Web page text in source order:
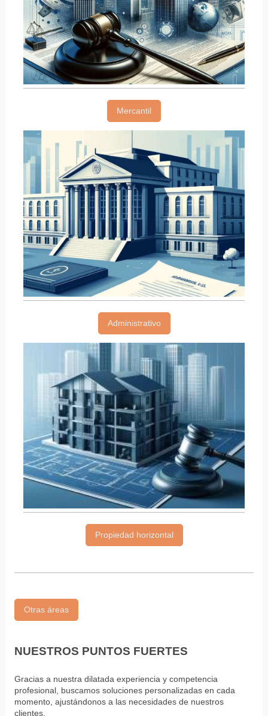
Mercantil
Administrativo
Propiedad horizontal
Otras áreas
NUESTROS PUNTOS FUERTES
Gracias a nuestra dilatada experiencia y competencia
profesional, buscamos soluciones personalizadas en cada
momento, ajustándonos a las necesidades de nuestros
clientes.